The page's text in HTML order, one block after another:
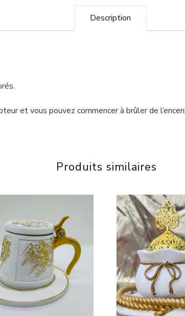
Description
et vous pouvez commencer à brûler de
Produits similaires